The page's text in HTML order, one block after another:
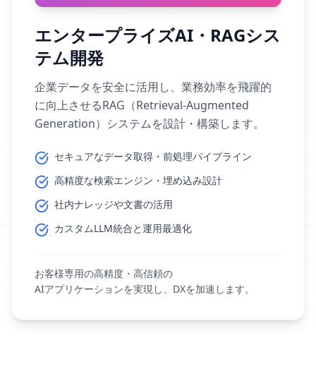
エンタープライズAI・RAGシス
テム開発
企業データを安全に活用し、業務効率を飛躍的
に向上させるRAG（Retrieval-Augmented
Generation）システムを設計・構築します。
セキュアなデータ取得・前処理パイプライン
高精度な検索エンジン・埋め込み設計
社内ナレッジや文書の活用
カスタムLLM統合と運用最適化
お客様専用の高精度・高信頼の
AIアプリケーションを実現し、DXを加速します。